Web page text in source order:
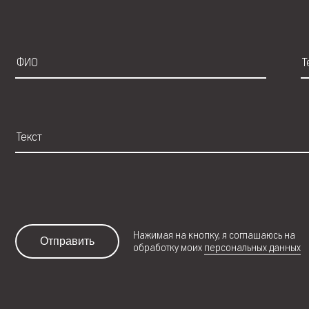
Отправить
Нажимая на кнопку, я соглашаюсь на
обработку моих персональных данных